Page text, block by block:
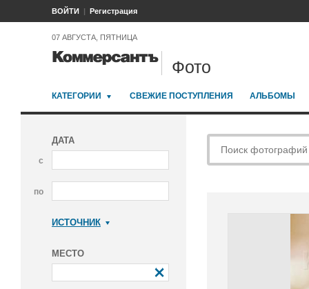
ВОЙТИ Регистрация
07 АВГУСТА, ПЯТНИЦА
Фото
КАТЕГОРИИ СВЕЖИЕ ПОСТУПЛЕНИЯ АЛЬБОМЫ
ДАТА
с
по
ИСТОЧНИК
МЕСТО